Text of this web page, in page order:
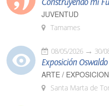
Construyendo mi
JUVENTUD
Tamames
08/05/2026 30/
Exposición
ARTE /
Santa Marta de